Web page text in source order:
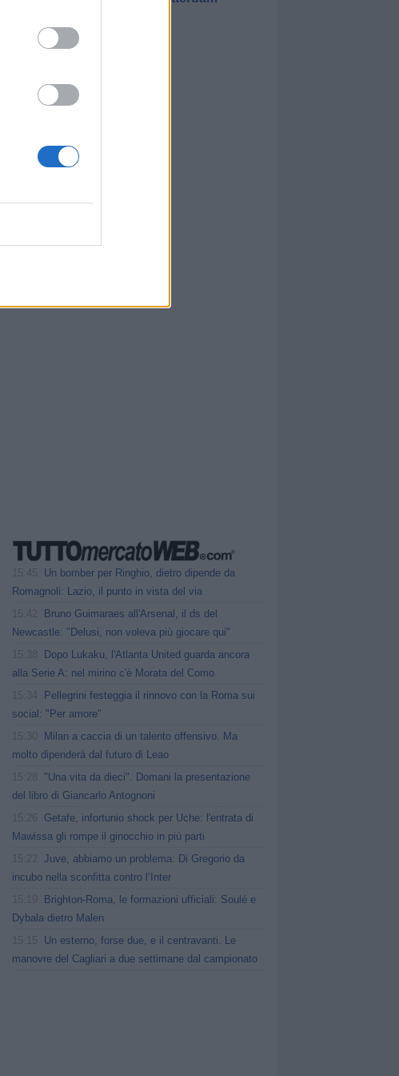
Un bomber per Ringhio, dietro dipende da
Romagnoli: Lazio, il punto in vista del via
Bruno Guimaraes all'Arsenal, il ds del
Newcastle: "Delusi, non voleva più giocare qui"
Dopo Lukaku, l'Atlanta United guarda ancora
alla Serie A: nel mirino c'è Morata del Como
Pellegrini festeggia il rinnovo con la Roma sui
social: "Per amore"
Milan a caccia di un talento offensivo. Ma
molto dipenderà dal futuro di Leao
"Una vita da dieci". Domani la presentazione
del libro di Giancarlo Antognoni
Getafe, infortunio shock per Uche: l'entrata di
Mawissa gli rompe il ginocchio in più parti
Juve, abbiamo un problema: Di Gregorio da
incubo nella sconfitta contro l’Inter
Brighton-Roma, le formazioni ufficiali: Soulé e
Dybala dietro Malen
Un esterno, forse due, e il centravanti. Le
manovre del Cagliari a due settimane dal campionato